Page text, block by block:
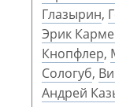
Глазырин,
Эрик
Кнопфлер,
Сологуб,
Андрей